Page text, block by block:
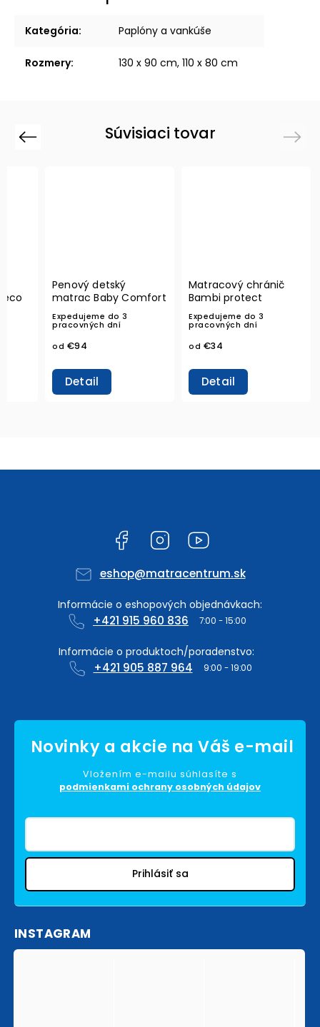
Kategória: Paplóny a vankúše
Rozmery: 130 x 90 cm, 110 x 80 cm
Súvisiaci tovar
Previous
Penový detský
matrac Baby Comfort
Expedujeme do 3
pracovných dní
od €94
Detail
Matracový chránič
Bambi protect
Expedujeme do 3
pracovných dní
od €34
Detail
Next
Facebook Instagram
eshop@matracentrum.sk
+421 915 960 836
+421 905 887 964
Vložením e-mailu súhlasíte s
podmienkami ochrany osobných údajov
Prihlásiť sa
INSTAGRAM